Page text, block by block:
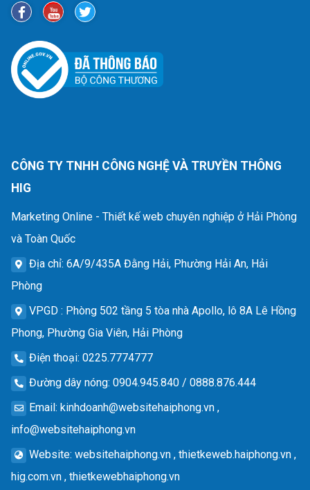
CÔNG TY TNHH CÔNG NGHỆ VÀ TRUYỀN THÔNG
HIG
Marketing Online - Thiết kế web chuyên nghiệp ở Hải Phòng
và Toàn Quốc
Địa chỉ: 6A/9/435A Đằng Hải, Phường Hải An, Hải
Phòng
VPGD : Phòng 502 tầng 5 tòa nhà Apollo, lô 8A Lê Hồng
Phong, Phường Gia Viên, Hải Phòng
Điện thoại: 0225.7774777
Đường dây nóng: 0904.945.840 / 0888.876.444
Email : kinhdoanh@websitehaiphong.vn ,
info@websitehaiphong.vn
Website: websitehaiphong.vn , thietkeweb.haiphong.vn ,
hig.com.vn , thietkewebhaiphong.vn